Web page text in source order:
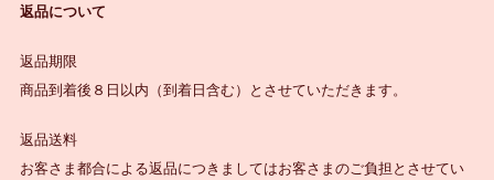
返品について
返品期限
商品到着後８日以内（到着日含む）とさせていただきます。
返品送料
お客さま都合による返品につきましてはお客さまのご負担とさせてい